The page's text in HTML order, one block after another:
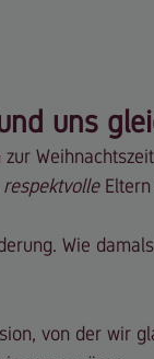
uns
Eltern
Wie
von der wir